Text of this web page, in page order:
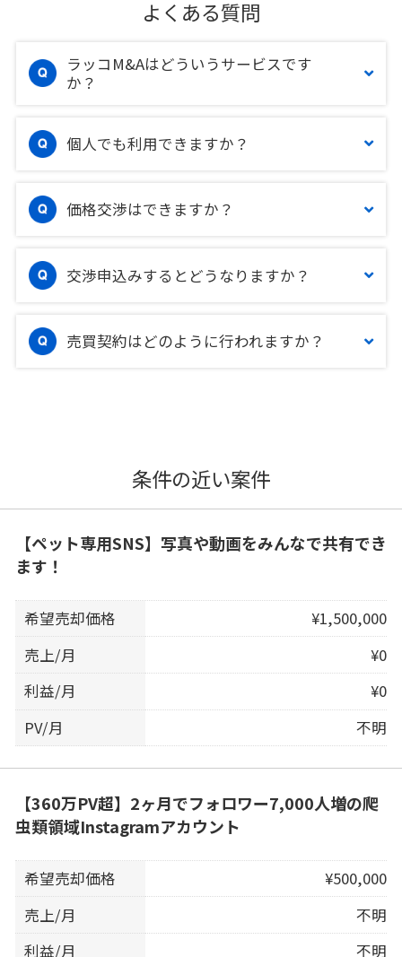
よくある質問
ラッコM&Aはどういうサービスです
か？
個人でも利用できますか？
価格交渉はできますか？
交渉申込みするとどうなりますか？
売買契約はどのように行われますか？
条件の近い案件
【ペット専用SNS】写真や動画をみんなで共有でき
ます！
希望売却価格
¥1,500,000
売上/月
¥0
利益/月
¥0
PV/月
不明
【360万PV超】2ヶ月でフォロワー7,000人増の爬
虫類領域Instagramアカウント
希望売却価格
¥500,000
売上/月
不明
利益/月
不明